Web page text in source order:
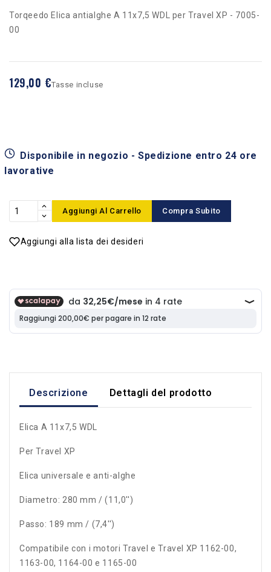
Torqeedo Elica antialghe A 11x7,5 WDL per Travel XP - 7005-
00
129,00 €Tasse incluse
Disponibile in negozio - Spedizione entro 24 ore
lavorative
Aggiungi Al Carrello Compra Subito
Aggiungi alla lista dei desideri
Descrizione Dettagli del prodotto
Elica A 11x7,5 WDL
Per Travel XP
Elica universale e anti-alghe
Diametro: 280 mm / (11,0'')
Passo: 189 mm / (7,4'')
Compatibile con i motori Travel e Travel XP 1162-00,
1163-00, 1164-00 e 1165-00